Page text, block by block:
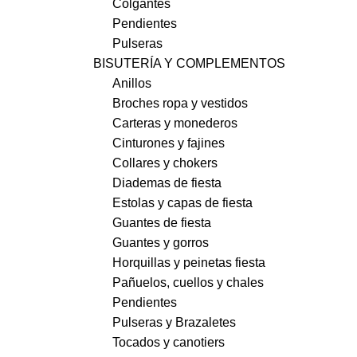
Colgantes
Pendientes
Pulseras
BISUTERÍA Y COMPLEMENTOS
Anillos
Broches ropa y vestidos
Carteras y monederos
Cinturones y fajines
Collares y chokers
Diademas de fiesta
Estolas y capas de fiesta
Guantes de fiesta
Guantes y gorros
Horquillas y peinetas fiesta
Pañuelos, cuellos y chales
Pendientes
Pulseras y Brazaletes
Tocados y canotiers